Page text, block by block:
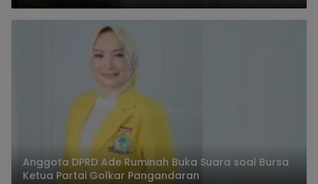
Anggota DPRD Ade Ruminah Buka Suara soal Bursa
Ketua Partai Golkar Pangandaran